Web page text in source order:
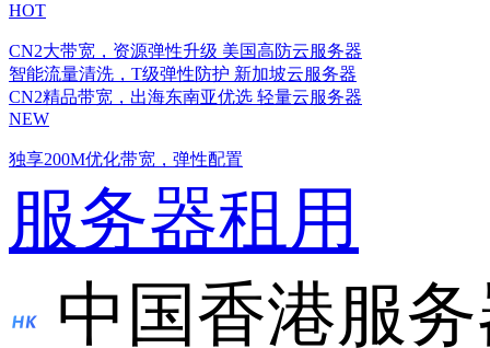
HOT
CN2大带宽，资源弹性升级 美国高防云服务器
智能流量清洗，T级弹性防护 新加坡云服务器
CN2精品带宽，出海东南亚优选 轻量云服务器
NEW
独享200M优化带宽，弹性配置
服务器租用
中国香港服